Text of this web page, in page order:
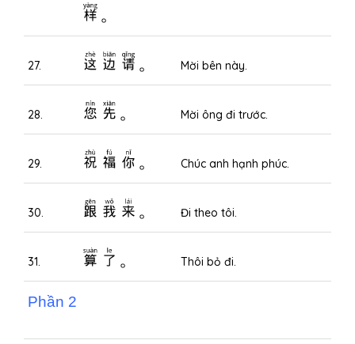
样。
27. 这边请。 Mời bên này.
28. 您先。 Mời ông đi trước.
29. 祝福你。 Chúc anh hạnh phúc.
30. 跟我来。 Đi theo tôi.
31. 算了。 Thôi bỏ đi.
Phần 2